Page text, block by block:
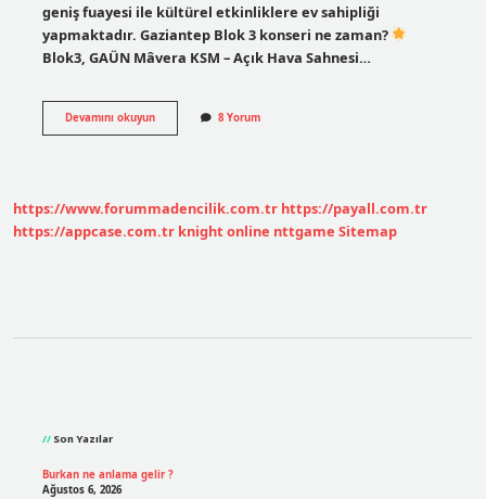
geniş fuayesi ile kültürel etkinliklere ev sahipliği
yapmaktadır. Gaziantep Blok 3 konseri ne zaman?
Blok3, GAÜN Mâvera KSM – Açık Hava Sahnesi…
Devamını okuyunMavera
Açık
8 Yorum
https://www.forummadencilik.com.tr https://payall.com.tr
https://appcase.com.tr knight online nttgame Sitemap
Son Yazılar
Burkan ne anlama gelir ?
Ağustos 6, 2026